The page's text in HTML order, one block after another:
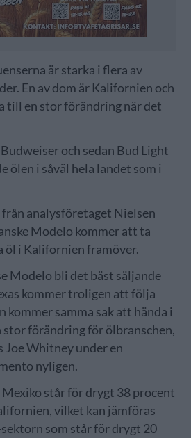
är starka i flera av
En av dom är Kalifornien och
till en stor förändring när det
och sedan Bud Light
ölen i såväl hela landet som i
analysföretaget Nielsen
Modelo kommer att ta
öl i Kalifornien framöver.
Modelo bli det bäst säljande
kommer troligen att följa
kommer samma sak att hända i
stor förändring för ölbranschen,
Joe Whitney under en
nyligen.
står för drygt 38 procent
vilket kan jämföras
som står för drygt 20